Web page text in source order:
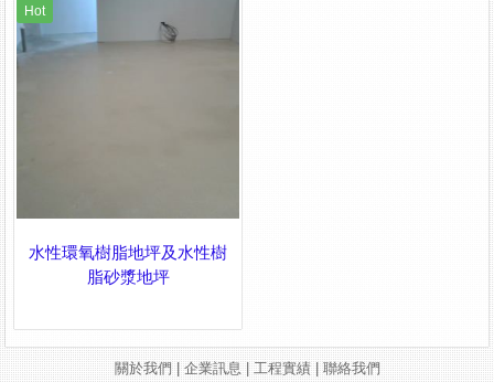
Hot
水性環氧樹脂地坪及水性樹
脂砂漿地坪
關於我們|企業訊息|工程實績|聯絡我們